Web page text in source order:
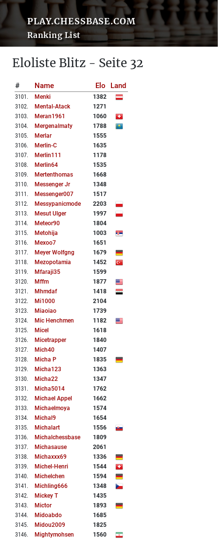
PLAY.CHESSBASE.COM
Ranking List
Eloliste Blitz - Seite 32
# Name Elo Land
3101 . Menki
1382
3102. Mental-Atack
1271
3103. Meran1961
1060
3104. Mergenalmaty
1788
3105. Merlar
1555
3106. Merlin-C
1635
3107. Merlin111
1178
3108. Merlin64
1535
3109. Mertenthomas
1668
3110. Messenger Jr
1348
3111 . Messenger007
1517
3112. Messypanicmode
2203
3113. Mesut Ulger
1997
3114. Meteor90
1804
3115. Metohija
1003
3116. Mexoo7
1651
3117. Meyer Wolfgng
1679
3118. Mezopotamia
1452
3119. Mfaraji35
1599
3120. Mffm
1877
3121 . Mhmdaf
1418
3122. Mi1000
2104
3123. Miaoiao
1739
3124. Mic Henchmen
1182
3125. Micel
1618
3126. Micetrapper
1840
3127. Mich40
1407
3128. Micha P
1835
3129. Micha123
1363
3130. Micha22
1347
3131 . Micha5014
1762
3132. Michael Appel
1662
3133. Michaelmoya
1574
3134. Michal9
1654
3135. Michalart
1556
3136. Michalchessbase
1809
3137. Michasause
2061
3138. Michaxxx69
1336
3139. Michel-Henri
1544
3140. Michelchen
1594
3141 . Michling666
1348
3142. Mickey T
1435
3143. Mictor
1893
3144. Midoabdo
1685
3145. Midou2009
1825
3146. Mightymohsen
1560